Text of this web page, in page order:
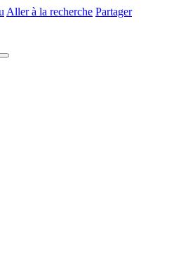
Aller à la recherche Partager